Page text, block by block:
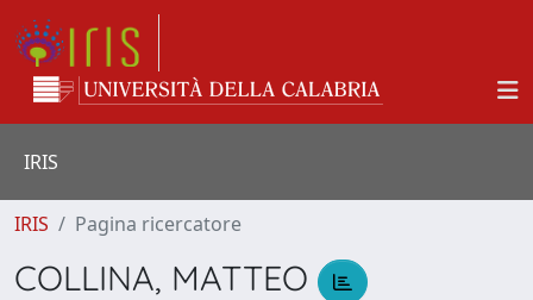
IRIS
IRIS Pagina ricercatore
COLLINA, MATTEO